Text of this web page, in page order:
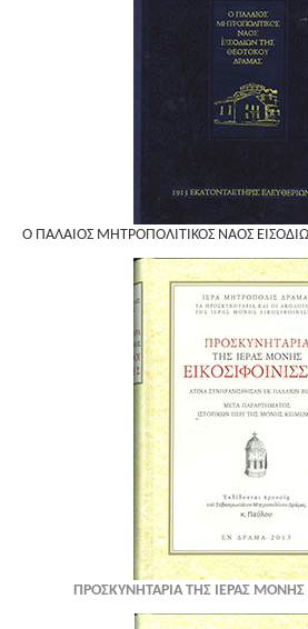
Ο ΠΑΛΑΙΟΣ ΜΗΤΡΟΠΟΛΙΤΙΚΟΣ ΝΑΟΣ
ΠΡΟΣΚΥΝΗΤΑΡΙΑ ΤΗΣ ΙΕΡΑΣ ΜΟΝΗΣ